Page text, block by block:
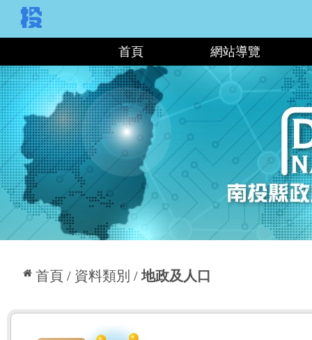
首頁 網站導覽
首頁 資料類別 地政及人口
:::